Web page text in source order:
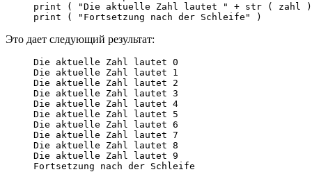
print ( "Die aktuelle Zahl lautet " + str ( zahl
print ( "Fortsetzung nach der Schleife" )
Это дает следующий результат:
Die aktuelle Zahl lautet 0
Die aktuelle Zahl lautet 1
Die aktuelle Zahl lautet 2
Die aktuelle Zahl lautet 3
Die aktuelle Zahl lautet 4
Die aktuelle Zahl lautet 5
Die aktuelle Zahl lautet 6
Die aktuelle Zahl lautet 7
Die aktuelle Zahl lautet 8
Die aktuelle Zahl lautet 9
Fortsetzung nach der Schleife